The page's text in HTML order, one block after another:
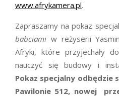
www.afrykamera.pl.
Zapraszamy na pokaz
babciami w reżyserii
Afryki, które przyjechały
nauczyć się budowy i
Pokaz specjalny odbędzie
Pawilonie 512, nowej